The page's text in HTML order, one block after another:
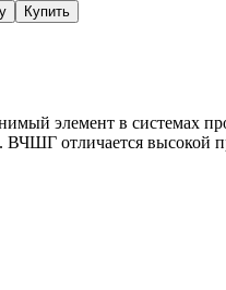
Купить
элемент в системах
отличается высокой